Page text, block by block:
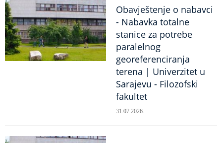
Obavještenje o nabavci
- Nabavka totalne
stanice za potrebe
paralelnog
georeferenciranja
terena | Univerzitet u
Sarajevu - Filozofski
fakultet
31.07.2026.